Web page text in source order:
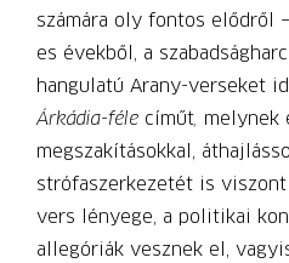
számára oly fontos elődről
es évekből, a
hangulatú Arany-verseket
Árkádia-féle címűt, melynek
megszakításokkal,
strófaszerkezetét is
vers lényege, a politikai
allegóriák vesznek el,